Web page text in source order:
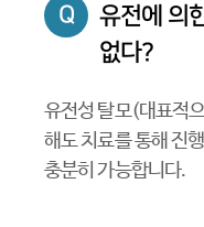
Q
유전에 의
없다?
유전성 탈모(대표적
해도 치료를 통해 진
충분히 가능합니다.